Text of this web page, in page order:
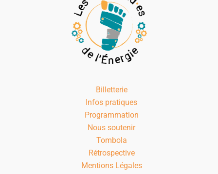
Billetterie
Infos pratiques
Programmation
Nous soutenir
Tombola
Rétrospective
Mentions Légales